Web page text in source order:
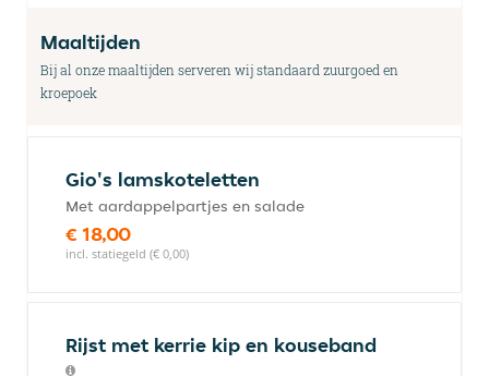
Maaltijden
Bij al onze maaltijden serveren wij standaard zuurgoed en
kroepoek
Gio's lamskoteletten
Met aardappelpartjes en salade
€ 18,00
incl. statiegeld (€ 0,00)
Rijst met kerrie kip en kouseband